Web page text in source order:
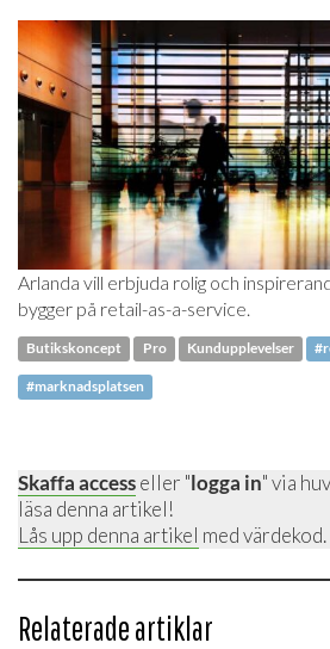
Arlanda vill erbjuda rolig och
bygger på retail-as-a-service.
Butikskoncept Pro Kundupplevelser
#marknadsplatsen
Skaffa accesseller "logga in" via
läsa denna artikel!
Lås upp denna artikel med värdekod.
Relaterade artiklar